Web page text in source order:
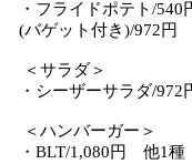
・フライドポテト/
(バゲット付き)/972円
＜サラダ＞
・シーザーサラダ/
＜ハンバーガー＞
・BLT/1,080円 他1種